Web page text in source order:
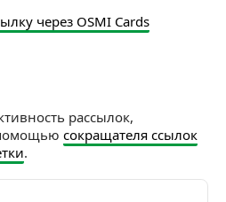
через OSMI Cards
рассылок,
сокращателя ссылок
.